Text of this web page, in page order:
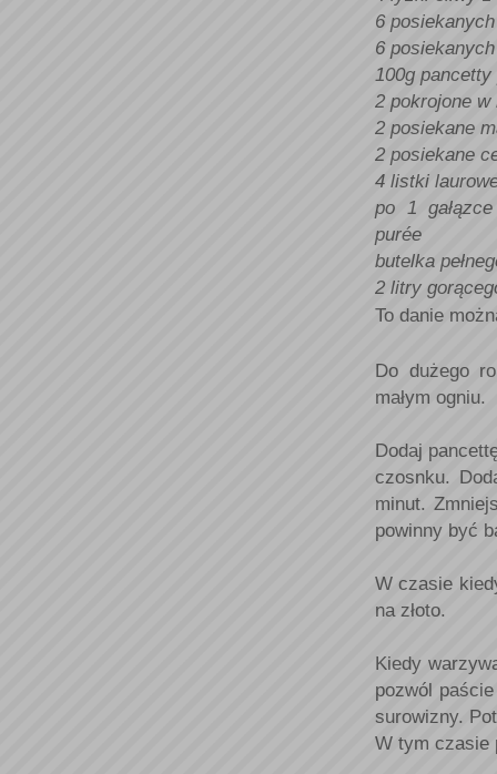
6
6
100g
2 pokrojone w
2 posiekane
2 posiekane
4 listki
po 1
purée
butelka
2 litry
To danie
Do dużego
małym ogniu.
Dodaj
czosnku.
minut.
powinny być
W czasie
na złoto.
Kiedy
pozwól
surowizny.
W tym czasie